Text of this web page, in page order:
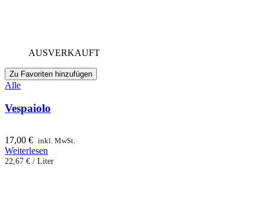
AUSVERKAUFT
Zu Favoriten hinzufügen
Alle
Vespaiolo
17,00 € inkl. MwSt.
Weiterlesen
22,67 € / Liter